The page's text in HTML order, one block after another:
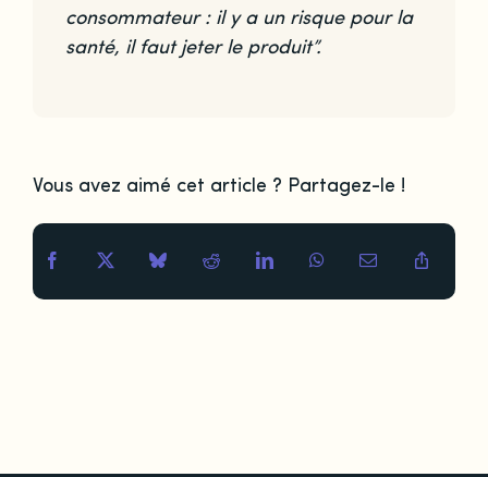
consommateur : il y a un risque pour la
santé, il faut jeter le produit”.
Vous avez aimé cet article ? Partagez-le !